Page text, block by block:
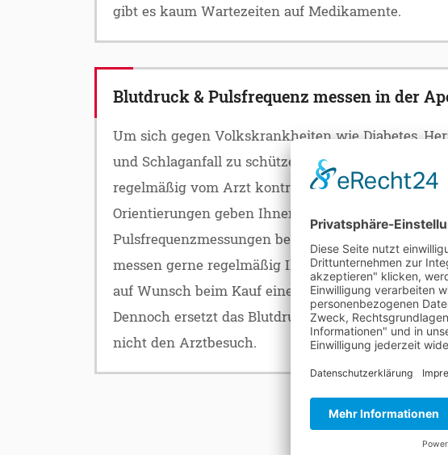
gibt es kaum Wartezeiten auf Medikamente.
Blutdruck & Pulsfrequenz messen in der
Um sich gegen Volkskrankheiten wie Diabetes,
und Schlaganfall zu schützen, sollten wichtige
regelmäßig vom Arzt kontrolliert werden. Erste
Orientierungen geben Ihnen die Blutdruck- und
Pulsfrequenzmessungen bei uns in der Apotheke.
messen gerne regelmäßig Ihren Blutdruck und
auf Wunsch beim Kauf eines
Dennoch ersetzt das Blutdruckmessen in unserer
nicht den Arztbesuch.